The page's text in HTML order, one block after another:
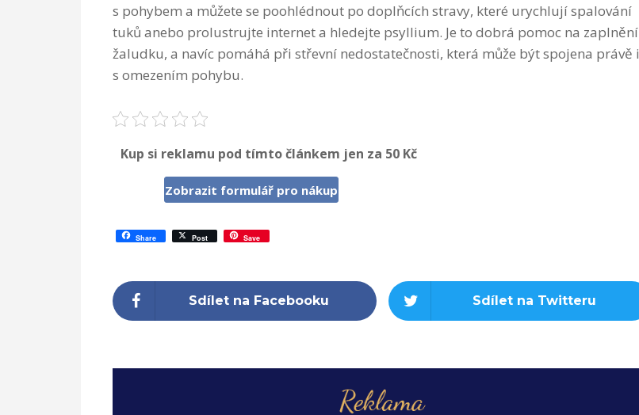
s pohybem a můžete se poohlédnout po doplňcích stravy, které urychlují spalování
tuků anebo prolustrujte internet a hledejte psyllium. Je to dobrá pomoc na zaplnění
žaludku, a navíc pomáhá při střevní nedostatečnosti, která může být spojena právě i
s omezením pohybu.
Kup si reklamu pod tímto článkem jen za 50 Kč
Zobrazit formulář pro nákup
Share Post Save
Sdílet na Facebooku Sdílet na Twitteru